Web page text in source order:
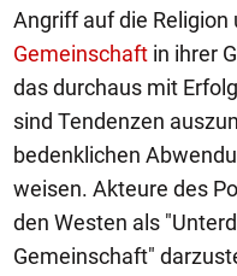
Angriff auf die Religion
Gemeinschaft in ihrer
das durchaus mit
sind Tendenzen
bedenklichen
weisen. Akteure des
den Westen als
Gemeinschaft"